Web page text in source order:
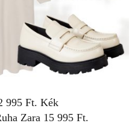
995 Ft. Kék
Zara 15 995 Ft.